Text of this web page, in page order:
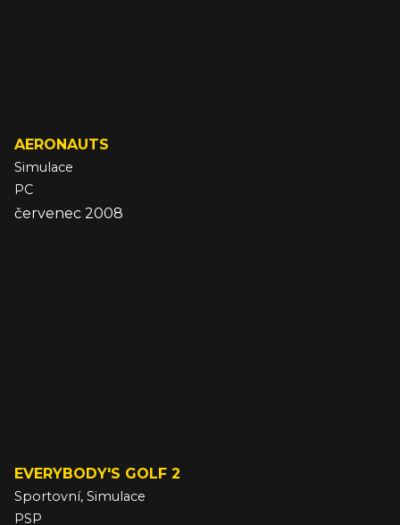
AERONAUTS
Simulace
PC
červenec 2008
EVERYBODY'S GOLF 2
Sportovní, Simulace
PSP